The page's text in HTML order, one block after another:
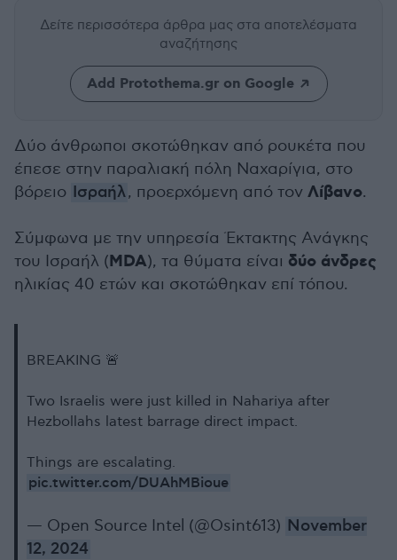
Δείτε περισσότερα άρθρα μας στα αποτελέσματα
αναζήτησης
Add Protothema.gr on Google
Δύο άνθρωποι σκοτώθηκαν από ρουκέτα που
έπεσε στην παραλιακή πόλη Ναχαρίγια, στο
βόρειο Ισραήλ, προερχόμενη από τον Λίβανο.
Σύμφωνα με την υπηρεσία Έκτακτης Ανάγκης
του Ισραήλ (MDA), τα θύματα είναι δύο άνδρες
ηλικίας 40 ετών και σκοτώθηκαν επί τόπου.
BREAKING 🚨
Two Israelis were just killed in Nahariya after
Hezbollahs latest barrage direct impact.
Things are escalating.
pic.twitter.com/DUAhMBioue
— Open Source Intel (@Osint613) November
12, 2024